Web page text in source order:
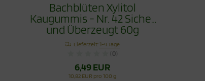
Bachblüten Xylitol
Kaugummis - Nr. 42 Sicher
und Überzeugt 60g
Lieferzeit:1-4 Tage
(0)
6,49 EUR
10,82 EUR pro 100 g